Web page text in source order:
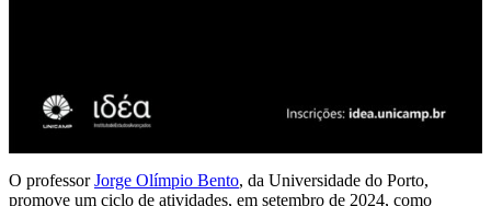
O professorJorge Olímpio Bento, da Universidade do Porto,
promove um ciclo de atividades, em setembro de 2024, como